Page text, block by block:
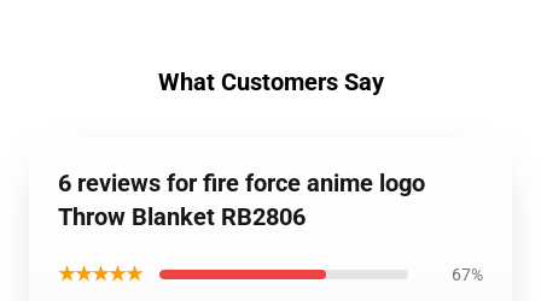
What Customers Say
6 reviews for fire force anime logo
Throw Blanket RB2806
★★★★★ 67%